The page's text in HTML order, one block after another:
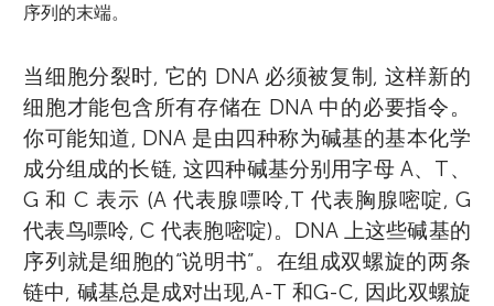
序列的末端。
当细胞分裂时, 它的 DNA 必须被复制, 这样新的
细胞才能包含所有存储在 DNA 中的必要指令。
你可能知道, DNA 是由四种称为碱基的基本化学
成分组成的长链, 这四种碱基分别用字母 A、T、
G 和 C 表示 (A 代表腺嘌呤,T 代表胸腺嘧啶, G
代表鸟嘌呤, C 代表胞嘧啶)。DNA 上这些碱基的
序列就是细胞的“说明书”。在组成双螺旋的两条
链中, 碱基总是成对出现,A-T 和G-C, 因此双螺旋